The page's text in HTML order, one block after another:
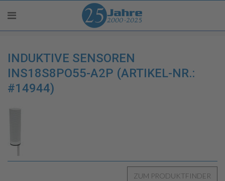
INDUKTIVE SENSOREN
INS18S8PO55-A2P (ARTIKEL-NR.:
#14944)